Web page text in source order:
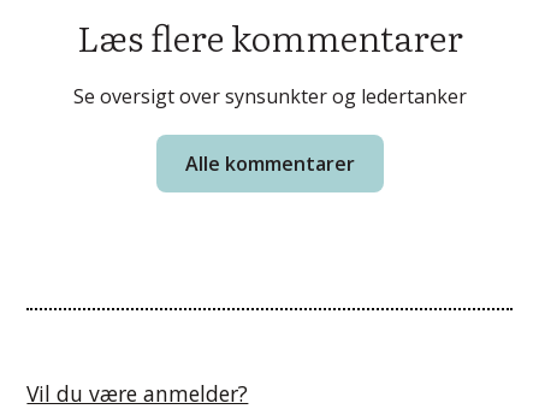
Læs flere kommentarer
Se oversigt over synsunkter og ledertanker
Alle kommentarer
Vil du være anmelder?